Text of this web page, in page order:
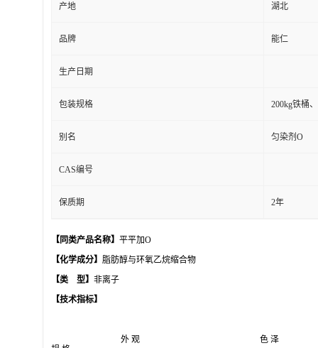
产地 湖北
品牌 能仁
生产日期
包装规格 200kg铁桶
别名 匀染剂O
CAS编号
保质期 2年
【同类产品名称】 平平加O
【化学成分】 脂肪醇与环氧乙烷缩合物
【类 型】 非离子
【技术指标】
外 观
色 泽